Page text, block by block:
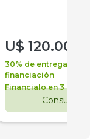
U$ 120.000
30% de entrega +
financiación
Financialo en 3 años
Consultar